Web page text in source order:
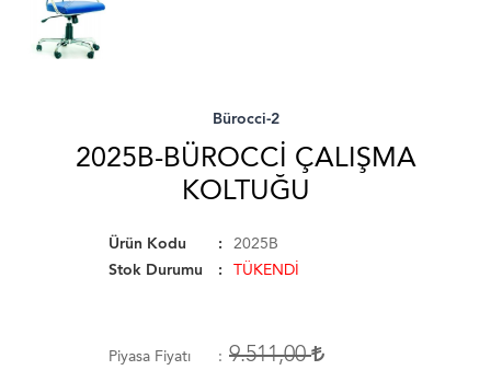
Bürocci-2
2025B-BÜROCCI ÇALIŞMA
KOLTUĞU
Ürün Kodu
2025B
Stok Durumu
TÜKENDİ
Piyasa Fiyatı 9.511,00